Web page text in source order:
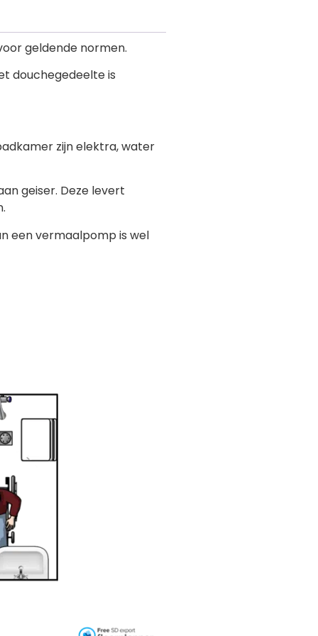
geldende normen.
douchegedeelte is
zijn elektra, water
geiser. Deze levert
een vermaalpomp is wel